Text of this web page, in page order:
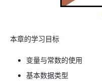
本章的学习目标
变量与常数的使用
基本数据类型